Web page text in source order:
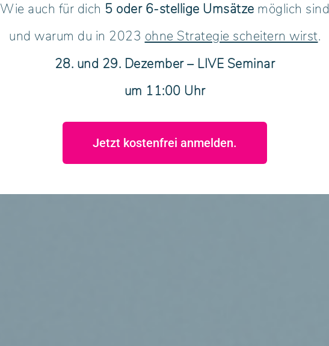
Wie auch für dich 5 oder 6-stellige Umsätze möglich sind
und warum du in 2023 ohne Strategie scheitern wirst.
28. und 29. Dezember – LIVE Seminar
um 11:00 Uhr
Jetzt kostenfrei anmelden.